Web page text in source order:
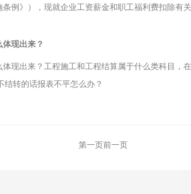
例》），现就企业工资薪金和职工福利费扣除有关
现出来？
现出来？工程施工和工程结算属于什么类科目，
转的话报表不平怎么办？
第一页前一页